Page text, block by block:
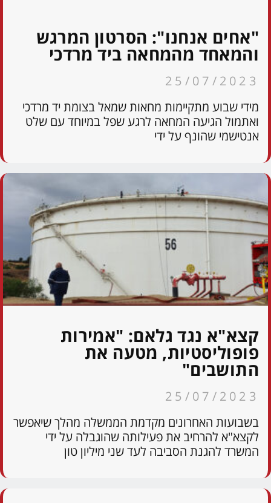
"אחים אנחנו": הסרטון המרגש
והמאחד מהמחאה ביד מרדכי
25/07/2023
מידי שבוע מתקיימות מחאות שמאל בצומת יד מרדכי
ואתמול הגיעה המחאה לרגע שפל במיוחד עם שלט
אנטישמי שהונף על ידי
קצא"א נגד גלאם: "אמירות
פופוליסטיות, מטעה את
התושבים"
25/07/2023
בשבועות האחרונים מקדמת הממשלה מהלך שיאפשר
לקצא"א להרחיב את פעילותה שהוגבלה על ידי
המשרד להגנת הסביבה לעד שני מיליון טון